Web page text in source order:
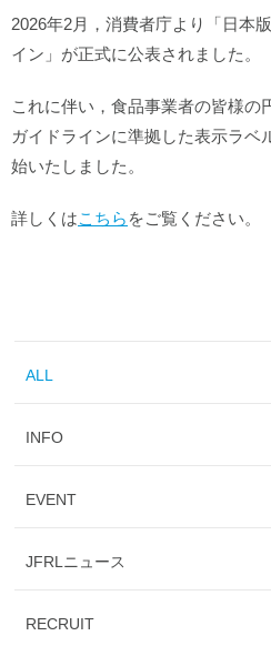
2026年2月，消費者庁より「日本
イン」が正式に公表されました。
これに伴い，食品事業者の皆様の
ガイドラインに準拠した表示ラベ
始いたしました。
詳しくはこちら をご覧ください。
ALL
INFO
EVENT
JFRLニュース
RECRUIT